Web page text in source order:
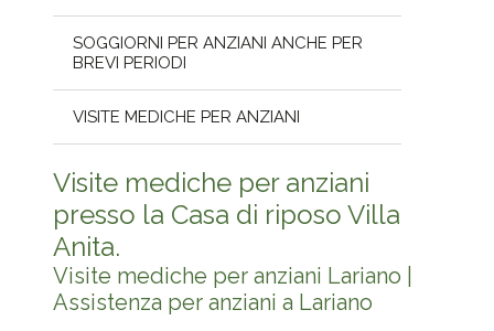
SOGGIORNI PER ANZIANI ANCHE PER
BREVI PERIODI
VISITE MEDICHE PER ANZIANI
Visite mediche per anziani
presso la Casa di riposo Villa
Anita.
Visite mediche per anziani Lariano |
Assistenza per anziani a Lariano